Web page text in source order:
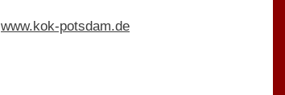
www.kok-potsdam.de